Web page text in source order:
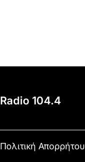
Radio 104.4
Πολιτική Απορρήτου